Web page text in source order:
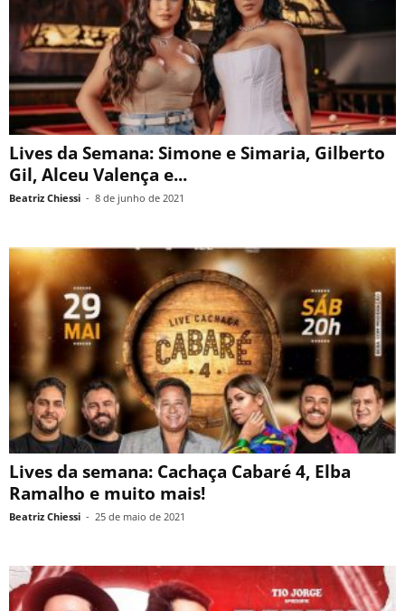
Lives da Semana: Simone e Simaria, Gilberto
Gil, Alceu Valença e...
Beatriz Chiessi - 8 de junho de 2021
Lives da semana: Cachaça Cabaré 4, Elba
Ramalho e muito mais!
Beatriz Chiessi - 25 de maio de 2021